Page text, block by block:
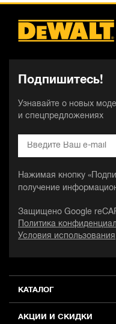
КАТАЛОГ
АКЦИИ И СКИДКИ
Подпишитесь!
Узнавайте о новых
и спецпредложениях
Нажимая кнопку
получение
Защищено Google
Политика
Условия использования